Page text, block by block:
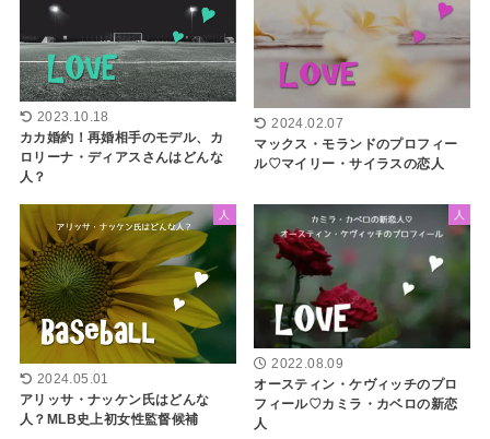
2023.10.18
カカ婚約！再婚相手のモデル、カ
ロリーナ・ディアスさんはどんな
人？
2024.02.07
マックス・モランドのプロフィー
ル♡マイリー・サイラスの恋人
人
2024.05.01
アリッサ・ナッケン氏はどんな
人？MLB史上初女性監督候補
人
2022.08.09
オースティン・ケヴィッチのプロ
フィール♡カミラ・カベロの新恋
人